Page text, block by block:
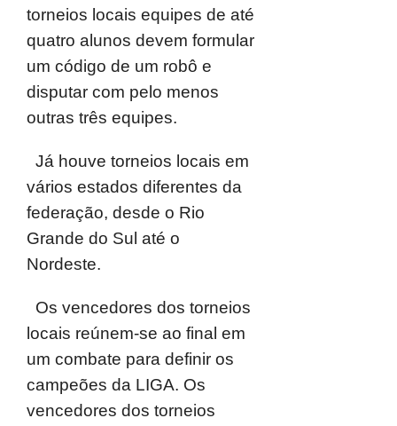
torneios locais equipes de até
quatro alunos devem formular
um código de um robô e
disputar com pelo menos
outras três equipes.
Já houve torneios locais em
vários estados diferentes da
federação, desde o Rio
Grande do Sul até o
Nordeste.
Os vencedores dos torneios
locais reúnem-se ao final em
um combate para definir os
campeões da LIGA. Os
vencedores dos torneios